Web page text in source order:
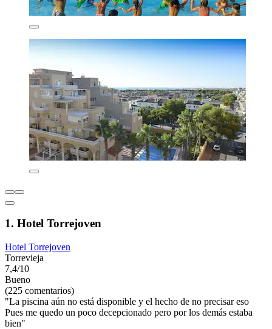
1. Hotel Torrejoven
Hotel Torrejoven
Torrevieja
7,4/10
Bueno
(225 comentarios)
"La piscina aún no está disponible y el hecho de no precisar eso
Pues me quedo un poco decepcionado pero por los demás estaba
bien"